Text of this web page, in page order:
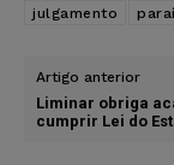
julgamento
Artigo anterior
Liminar obriga
cumprir Lei do